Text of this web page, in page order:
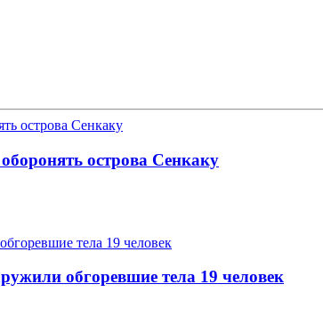
острова Сенкаку
обгоревшие тела 19 человек